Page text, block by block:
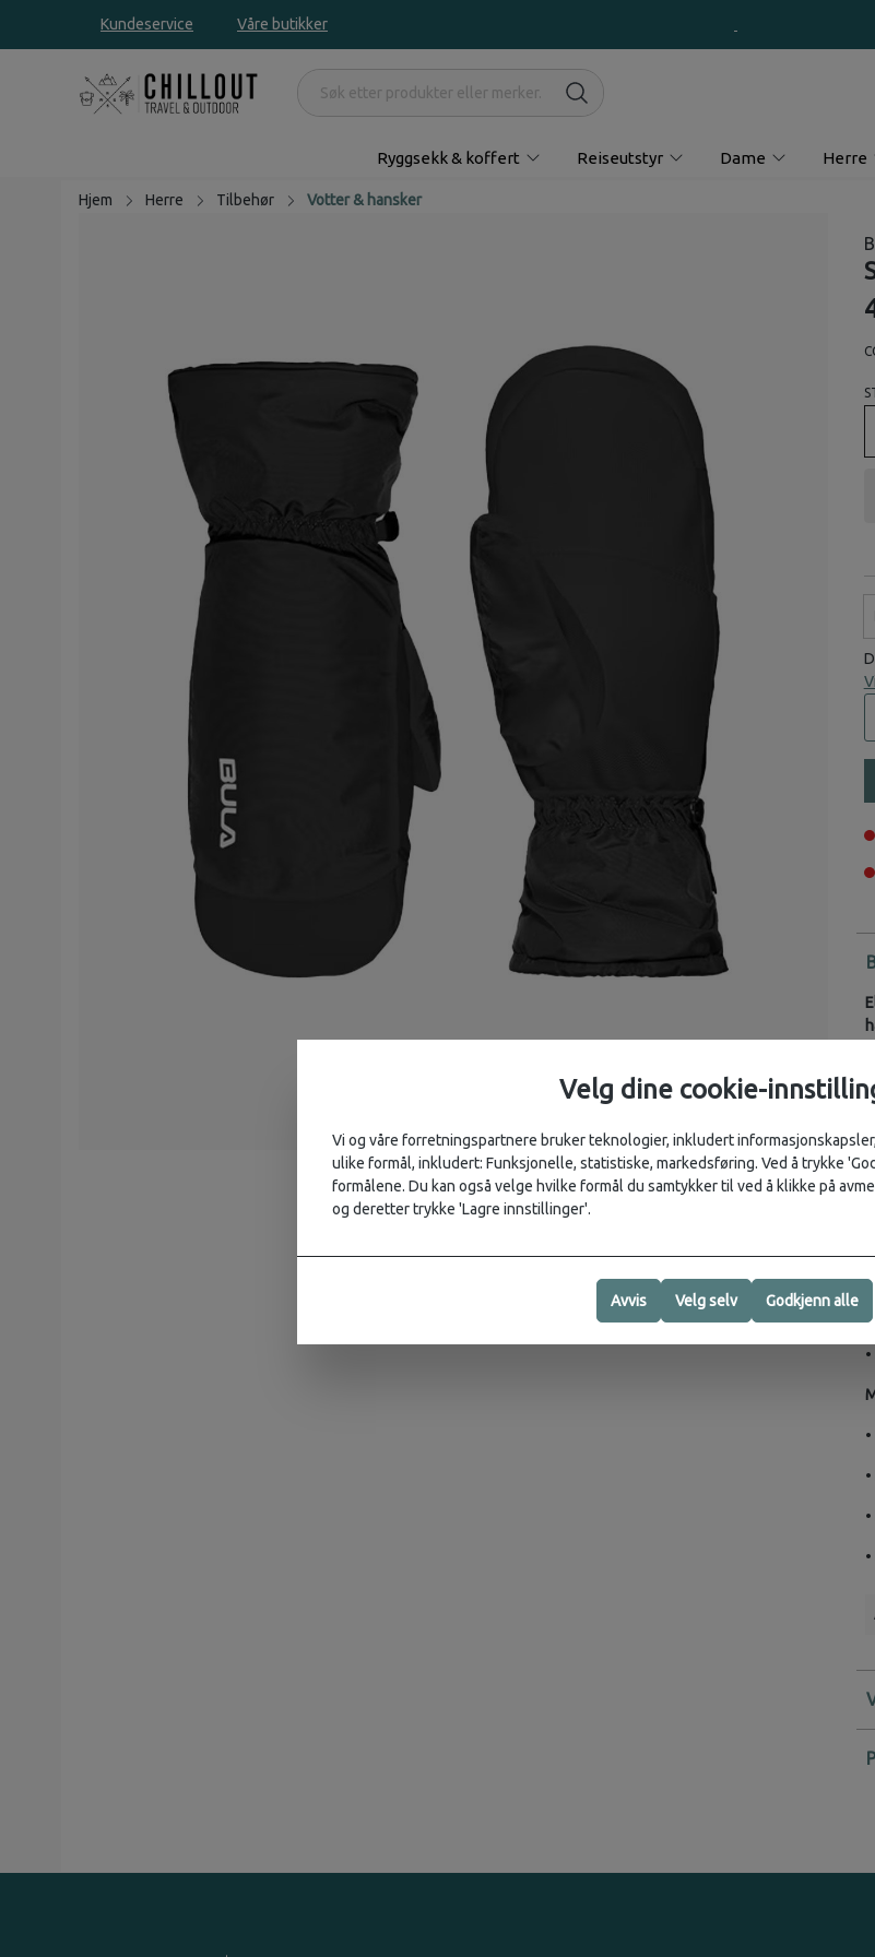
Kundeservice Våre butikker
Ryggsekk & koffert Reiseutstyr Dame Herre
Hjem Herre Tilbehør Votter & hansker
•
•
•
•
Velg dine cookie-
Vi og våre forretningspartnere bruker teknologier, inkludert
ulike formål, inkludert: Funksjonelle, statistiske, markedsføring. Ved å trykke
formålene. Du kan også velge hvilke formål du samtykker til ved å klikke på
og deretter trykke 'Lagre innstillinger'.
Avvis Velg selv Godkjenn alle